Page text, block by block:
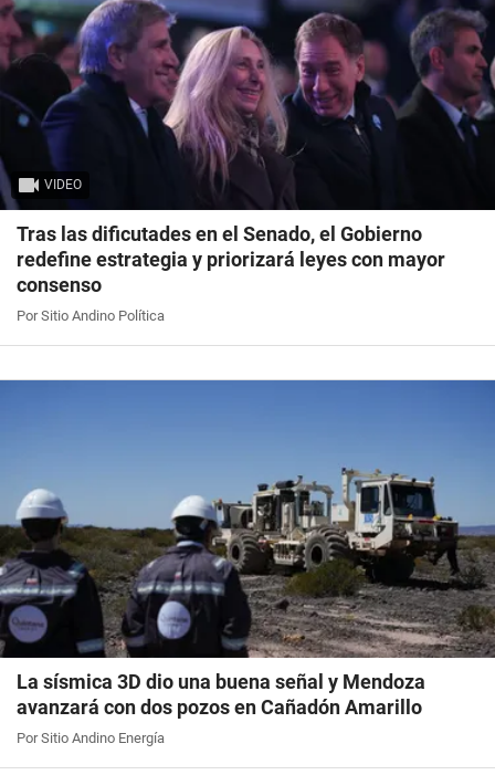
VIDEO
Tras las dificutades en el Senado, el Gobierno
redefine estrategia y priorizará leyes con mayor
consenso
Por Sitio Andino Política
La sísmica 3D dio una buena señal y Mendoza
avanzará con dos pozos en Cañadón Amarillo
Por Sitio Andino Energía